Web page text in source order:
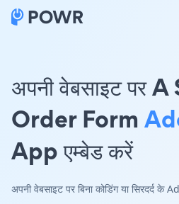
अपनी वेबसाइट पर
Order Form
App एम्बेड करें
अपनी वेबसाइट पर बिना कोडिंग या